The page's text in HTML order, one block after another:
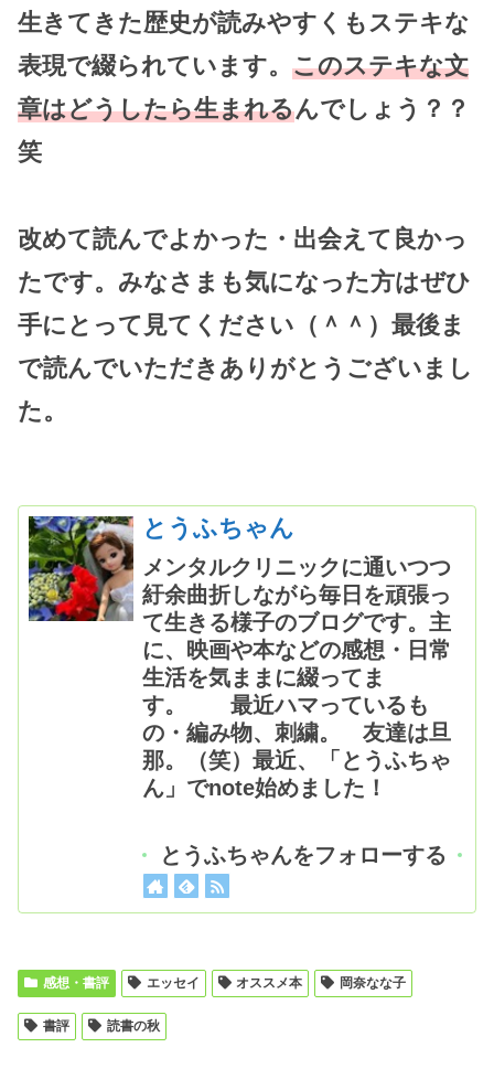
生きてきた歴史が読みやすくもステキな
表現で綴られています。 このステキな文
章はどうしたら生まれるんでしょう？？
笑
改めて読んでよかった・出会えて良かっ
たです。みなさまも気になった方はぜひ
手にとって見てください（＾＾）最後ま
で読んでいただきありがとうございまし
た。
とうふちゃん
メンタルクリニックに通いつつ
紆余曲折しながら毎日を頑張っ
て生きる様子のブログです。主
に、映画や本などの感想・日常
生活を気ままに綴ってま
す。 最近ハマっているも
の・編み物、刺繍。 友達は旦
那。（笑）最近、「とうふちゃ
ん」でnote始めました！
とうふちゃんをフォローする
感想・書評 エッセイ オススメ本 岡奈なな子
書評 読書の秋